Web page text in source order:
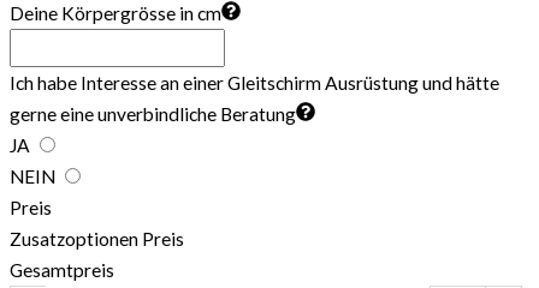
Deine Körpergrösse in cm
Ich habe Interesse an einer Gleitschirm Ausrüstung und hätte
gerne eine unverbindliche Beratung
JA
NEIN
Preis
Zusatzoptionen Preis
Gesamtpreis